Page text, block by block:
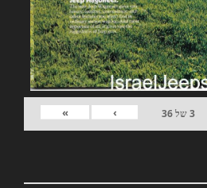
3של36
›
»